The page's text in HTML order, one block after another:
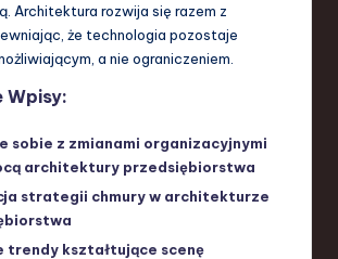
Architektura rozwija się razem z
że technologia pozostaje
a nie ograniczeniem.
Wpisy:
sobie z zmianami organizacyjnymi
architektury przedsiębiorstwa
strategii chmury w architekturze
trendy kształtujące scenę